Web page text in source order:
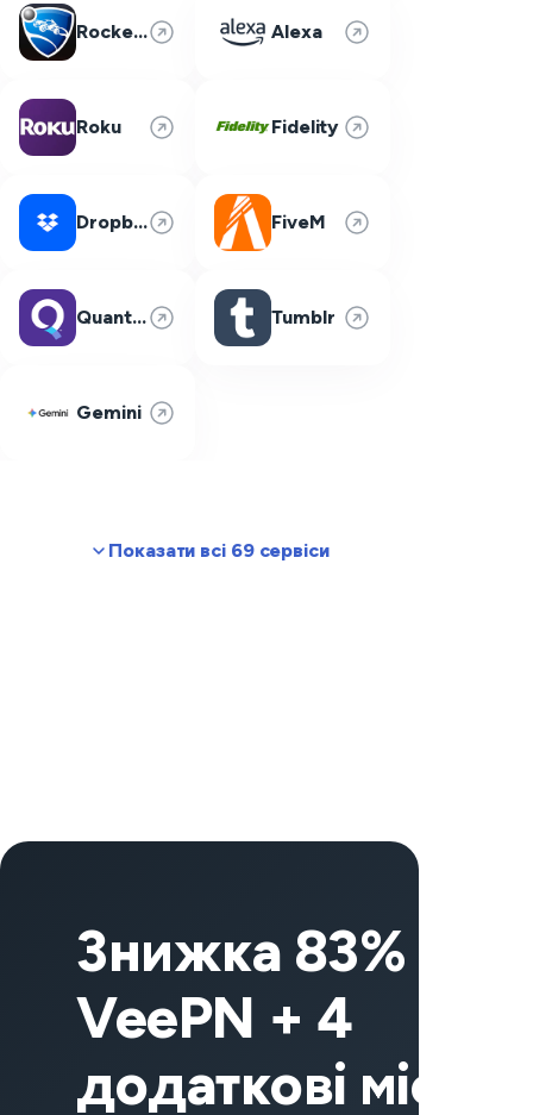
Rocket League Alexa
Roku Fidelity
Dropbox FiveM
Quantum Fiber Tumblr
Gemini
Показати всі 69 сервіси
Знижка 83% на
VeePN + 4
додаткові місяці